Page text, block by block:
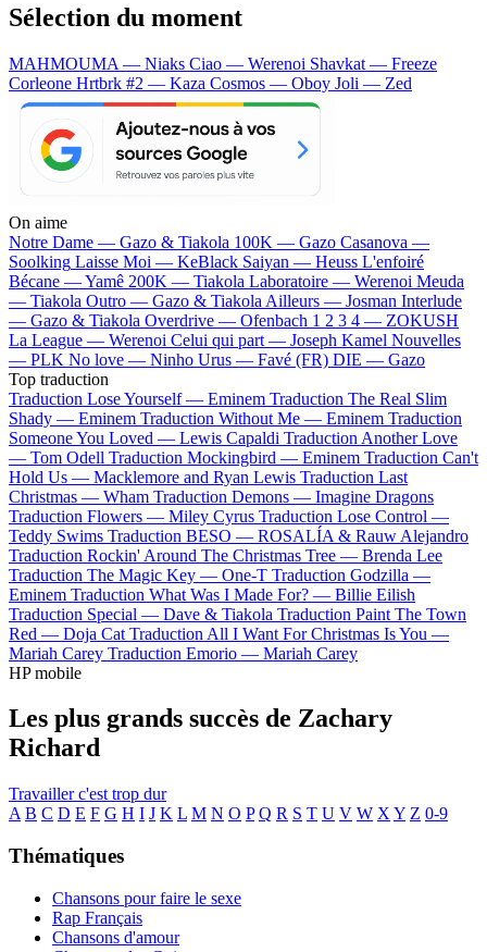
Sélection du moment
MAHMOUMA — Niaks Ciao — Werenoi Shavkat — Freeze
Corleone Hrtbrk #2 — Kaza Cosmos — Oboy Joli — Zed
On aime
Notre Dame — Gazo & Tiakola 100K — Gazo Casanova —
Soolking Laisse Moi — KeBlack Saiyan — Heuss L'enfoiré
Bécane —Yamê 200K — Tiakola Laboratoire — Werenoi Meuda
— Tiakola Outro — Gazo & Tiakola Ailleurs — Josman Interlude
— Gazo & Tiakola Overdrive — Ofenbach 1 2 3 4 — ZOKUSH
La League — Werenoi Celui qui part — Joseph Kamel Nouvelles
— PLK No love — Ninho Urus — Favé (FR) DIE — Gazo
Top traduction
Traduction Lose Yourself — Eminem Traduction The Real Slim
Shady — Eminem Traduction Without Me — Eminem Traduction
Someone You Loved — Lewis Capaldi Traduction Another Love
— Tom Odell Traduction Mockingbird — Eminem Traduction Can't
Hold Us — Macklemore and Ryan Lewis Traduction Last
Christmas — Wham Traduction Demons — Imagine Dragons
Traduction Flowers — Miley Cyrus Traduction Lose Control —
Teddy Swims Traduction BESO — ROSALÍA & Rauw Alejandro
Traduction Rockin' Around The Christmas Tree — Brenda Lee
Traduction The Magic Key — One-T Traduction Godzilla —
Eminem Traduction What Was I Made For? — Billie Eilish
Traduction Special — Dave & Tiakola Traduction Paint The Town
Red — Doja Cat Traduction All I Want For Christmas Is You —
Mariah Carey Traduction Emorio — Mariah Carey
HP mobile
Les plus grands succès de Zachary
Richard
Travailler c'est trop dur
A B C D E F G H I J K L M N O P Q R S T U V W X Y Z 0-9
Thématiques
Chansons pour faire le sexe
Rap Français
Chansons d'amour